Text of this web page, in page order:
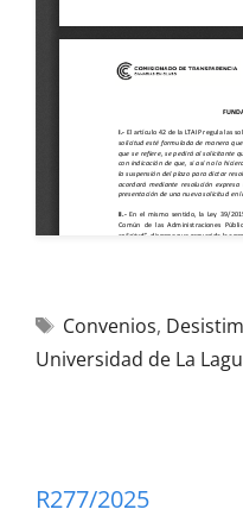
Convenios,
Universidad de La
R277/2025